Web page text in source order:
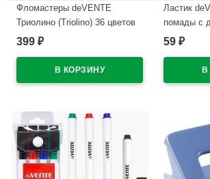
Фломастеры deVENTE
Триолино (Triolino) 36 цветов
трехгранные картонная
399 ₽
Ластик
помады с
корпусе
59 ₽